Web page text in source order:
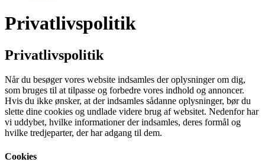
Privatlivspolitik
Privatlivspolitik
Når du besøger vores website indsamles der oplysninger om dig,
som bruges til at tilpasse og forbedre vores indhold og annoncer.
Hvis du ikke ønsker, at der indsamles sådanne oplysninger, bør du
slette dine cookies og undlade videre brug af websitet. Nedenfor har
vi uddybet, hvilke informationer der indsamles, deres formål og
hvilke tredjeparter, der har adgang til dem.
Cookies